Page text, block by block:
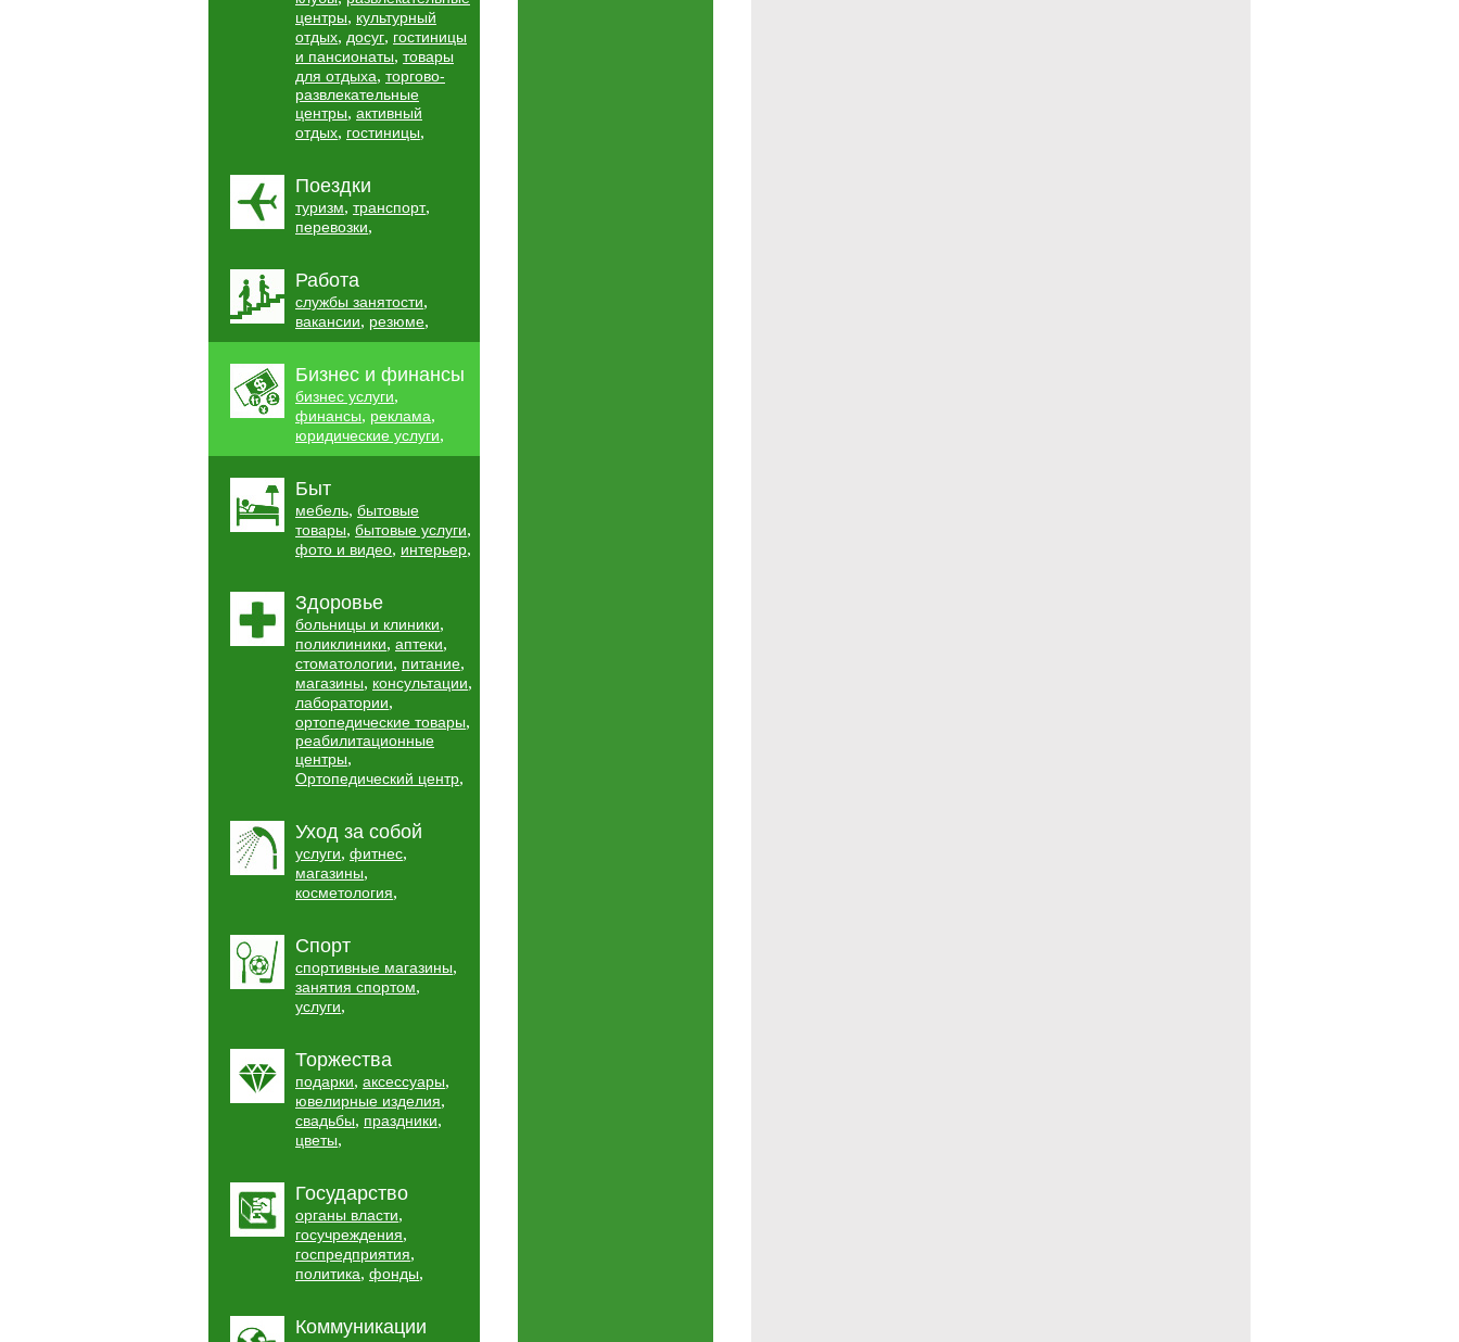
центры, культурный
отдых, досуг, гостиницы
и пансионаты, товары
для отдыха, торгово-
развлекательные
центры, активный
отдых, гостиницы,
Поездки
туризм, транспорт,
перевозки,
Работа
службы занятости,
вакансии, резюме,
Бизнес и финансы
бизнес услуги,
финансы, реклама,
юридические услуги,
Быт
мебель, бытовые
товары, бытовые услуги,
фото и видео, интерьер,
Здоровье
больницы и клиники,
поликлиники, аптеки,
стоматологии, питание,
магазины, консультации,
лаборатории,
ортопедические товары,
реабилитационные
центры,
Ортопедический центр,
Уход за собой
услуги, фитнес,
магазины,
косметология,
Спорт
спортивные магазины,
занятия спортом,
услуги,
Торжества
подарки, аксессуары,
ювелирные изделия,
свадьбы, праздники,
цветы,
Государство
органы власти,
госучреждения,
госпредприятия,
политика, фонды,
Коммуникации